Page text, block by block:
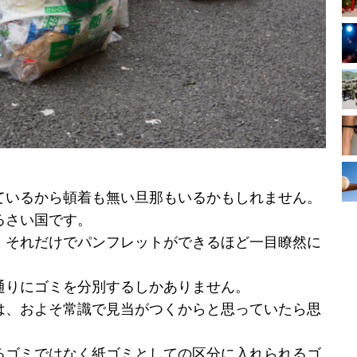
るから頓着も無い旦那もいるかもしれません。
い国です。
れだけでパンフレットができるほど一目瞭然に
にゴミを分別するしかありません。
およそ常識で見当がつくからと思っていたら思
ミではなく紙ゴミとしての区分に入れられるゴ